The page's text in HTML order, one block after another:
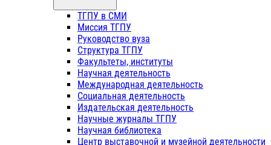
ТГПУ в СМИ
Миссия ТГПУ
Руководство вуза
Структура ТГПУ
Факультеты, институты
Научная деятельность
Международная деятельность
Социальная деятельность
Издательская деятельность
Научные журналы ТГПУ
Научная библиотека
Центр выставочной и музейной деятельности